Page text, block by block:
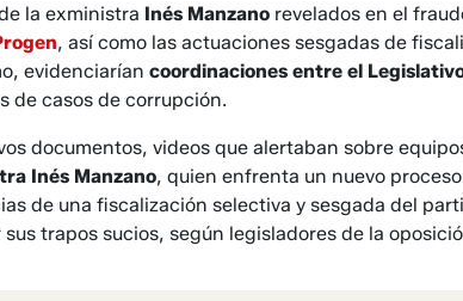
la exministra Inés Manzanorevelados en el
, así como las actuaciones sesgadas de
evidenciarían coordinaciones entre el
de casos de corrupción.
documentos, videos que alertaban sobre
Inés Manzano, quien enfrenta un nuevo
de una fiscalización selectiva y sesgada del
trapos sucios, según legisladores de la